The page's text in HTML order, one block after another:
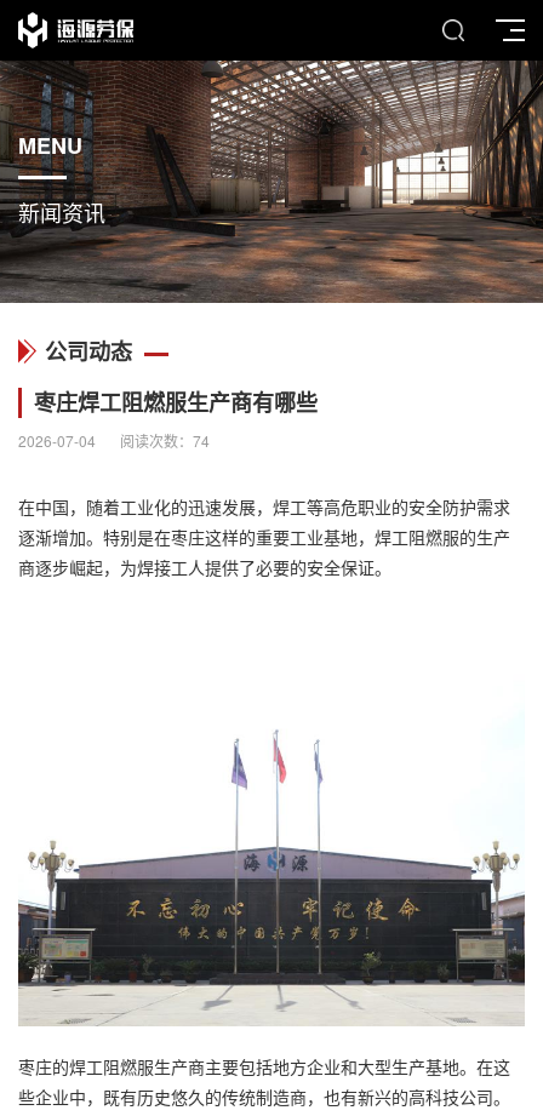
MENU
新闻资讯
公司动态
枣庄焊工阻燃服生产商有哪些
2026-07-04 阅读次数： 74
在中国，随着工业化的迅速发展，焊工等高危职业的安全防护需求
逐渐增加。特别是在枣庄这样的重要工业基地，焊工阻燃服的生产
商逐步崛起，为焊接工人提供了必要的安全保证。
枣庄的焊工阻燃服生产商主要包括地方企业和大型生产基地。在这
些企业中，既有历史悠久的传统制造商，也有新兴的高科技公司。